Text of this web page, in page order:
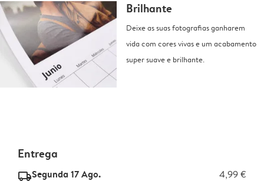
Brilhante
Deixe as suas fotografias ganharem
vida com cores vivas e um acabamento
super suave e brilhante.
Entrega
delivery_standard_v2Segunda 17 Ago. 4,99 €